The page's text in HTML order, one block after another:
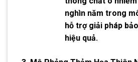
nghìn năm trong
hỗ trợ giải pháp
hiệu quả.